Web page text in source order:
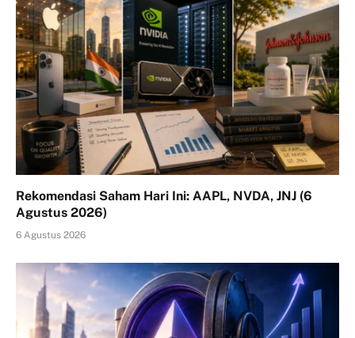
Rekomendasi Saham Hari Ini: AAPL, NVDA, JNJ (6
Agustus 2026)
6 Agustus 2026